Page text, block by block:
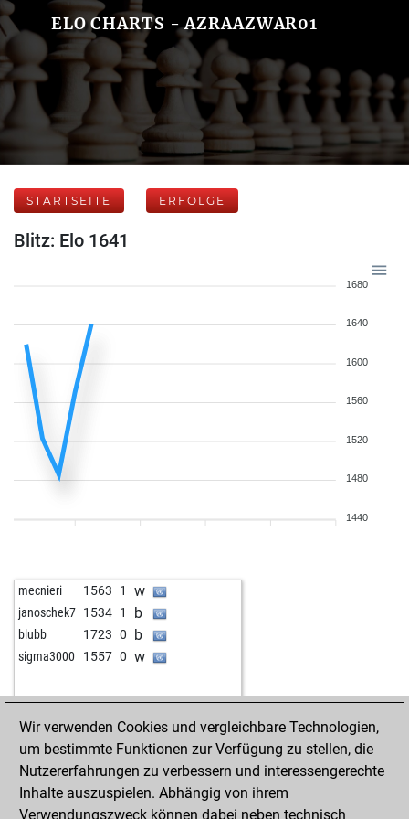
ELO CHARTS - AZRAAZWAR01
STARTSEITE ERFOLGE
Blitz: Elo 1641
1680
1640
1600
1560
1520
1480
1440
mecnieri 1563 1 w
janoschek7 1534 1 b
blubb 1723 0 b
sigma3000 1557 0 w
Wir verwenden Cookies und vergleichbare Technologien,
um bestimmte Funktionen zur Verfügung zu stellen, die
Nutzererfahrungen zu verbessern und interessengerechte
Inhalte auszuspielen. Abhängig von ihrem
Verwendungszweck können dabei neben technisch